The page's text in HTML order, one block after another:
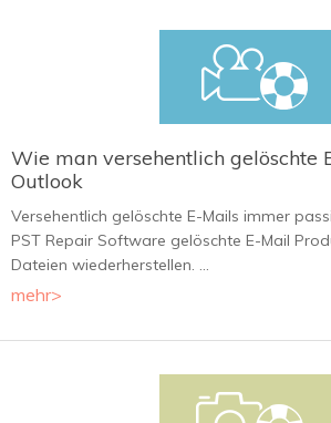
Wie man versehentlich gelöschte
Outlook
Versehentlich gelöschte E-Mails immer
PST Repair Software gelöschte E-Mail
Dateien wiederherstellen. ...
mehr>